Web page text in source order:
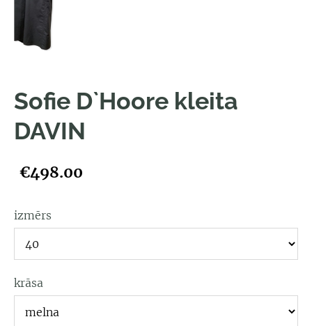
Sofie D`Hoore kleita
DAVIN
€498.00
izmērs
krāsa